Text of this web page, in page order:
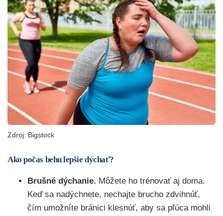
Zdroj: Bigstock
Ako počas behu lepšie dýchať?
Brušné dýchanie. Môžete ho trénovať aj doma.
Keď sa nadýchnete, nechajte brucho zdvihnúť,
čím umožníte bránici klesnúť, aby sa pľúca mohli